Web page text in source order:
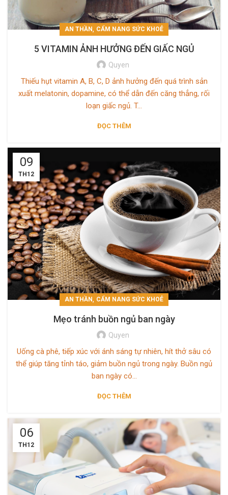
AN THẦN, CẨM NANG SỨC KHOẺ
5 VITAMIN ẢNH HƯỞNG ĐẾN GIẤC NGỦ
Quyen
Thiếu hụt vitamin A, B, C, D ảnh hưởng đến quá trình sản
xuất melatonin, dopamine, có thể dẫn đến căng thẳng, rối
loạn giấc ngủ. T...
ĐỌC THÊM
09
TH12
AN THẦN, CẨM NANG SỨC KHOẺ
Mẹo tránh buồn ngủ ban ngày
Quyen
Uống cà phê, tiếp xúc với ánh sáng tự nhiên, hít thở sâu có
thể giúp tăng tỉnh táo, giảm buồn ngủ trong ngày. Buồn ngủ
ban ngày có...
ĐỌC THÊM
06
TH12